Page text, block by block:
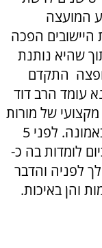
המועצה
היישובים הפכה
שהיא נותנת
התקדם
עומד הרב דוד
מקצועי של מורות
ומחנכות העושה את עבודתו באהבה ובאמונה. לפני 5
תלמידות וכיום לומדות בה כ-
לפניה והדבר
והן באיכות.